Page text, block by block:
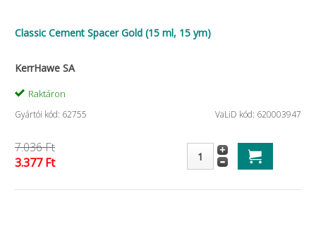
Classic Cement Spacer Gold (15 ml, 15 ym)
KerrHawe SA
Raktáron
Gyártói kód: 62755 VaLiD kód: 620003947
7.036 Ft
3.377 Ft